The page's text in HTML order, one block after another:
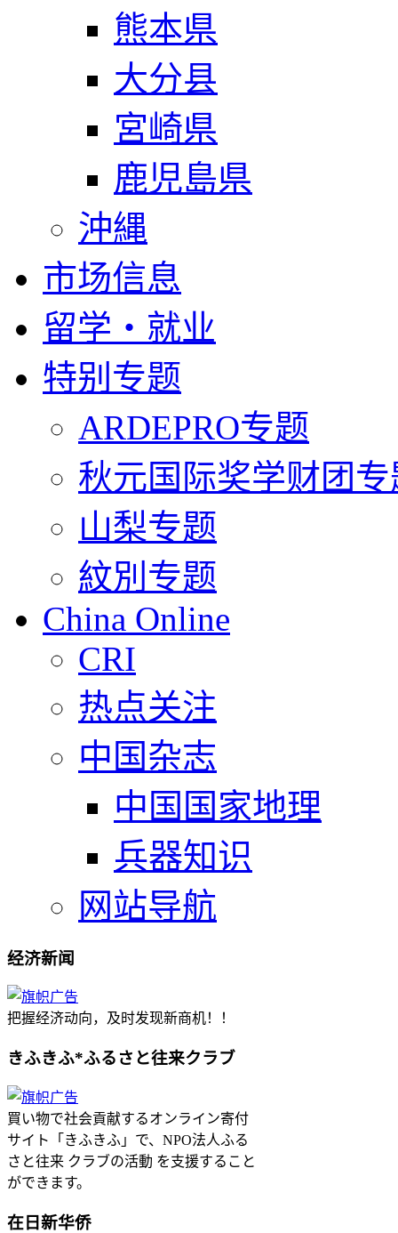
熊本県
大分县
宮崎県
鹿児島県
沖縄
市场信息
留学・就业
特别专题
ARDEPRO专题
秋元国际奖学财团专
山梨专题
紋別专题
China Online
CRI
热点关注
中国杂志
中国国家地理
兵器知识
网站导航
经济新闻
把握经济动向，及时发现新商机！！
きふきふ*ふるさと往来クラブ
買い物で社会貢献するオンライン寄付
サイト「きふきふ」で、NPO法人ふる
さと往来 クラブの活動 を支援すること
ができます。
在日新华侨